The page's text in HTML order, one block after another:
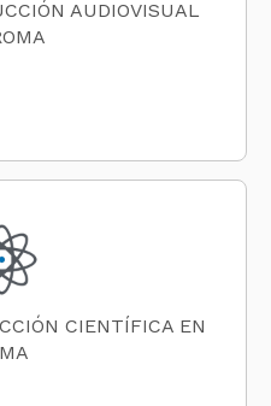
AUDIOVISUAL
CIENTÍFICA EN